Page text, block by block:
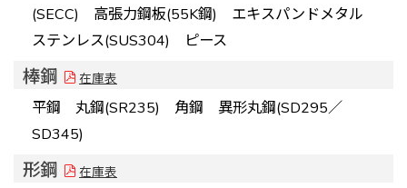
(SECC) 高張力鋼板(55K鋼) エキスパンドメタル
ステンレス(SUS304) ピース
棒鋼 在庫表
平鋼 丸鋼(SR235) 角鋼 異形丸鋼(SD295／
SD345)
形鋼 在庫表